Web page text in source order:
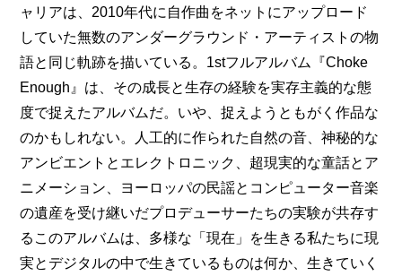
ャリアは、2010年代に自作曲をネットにアップロード
していた無数のアンダーグラウンド・アーティストの物
語と同じ軌跡を描いている。1stフルアルバム『Choke
Enough』は、その成長と生存の経験を実存主義的な態
度で捉えたアルバムだ。いや、捉えようともがく作品な
のかもしれない。人工的に作られた自然の音、神秘的な
アンビエントとエレクトロニック、超現実的な童話とア
ニメーション、ヨーロッパの民謡とコンピューター音楽
の遺産を受け継いだプロデューサーたちの実験が共存す
るこのアルバムは、多様な「現在」を生きる私たちに現
実とデジタルの中で生きているものは何か、生きていく